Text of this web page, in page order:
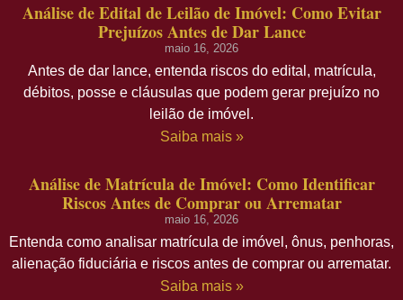
Análise de Edital de Leilão de Imóvel: Como Evitar
Prejuízos Antes de Dar Lance
maio 16, 2026
Antes de dar lance, entenda riscos do edital, matrícula,
débitos, posse e cláusulas que podem gerar prejuízo no
leilão de imóvel.
Saiba mais »
Análise de Matrícula de Imóvel: Como Identificar
Riscos Antes de Comprar ou Arrematar
maio 16, 2026
Entenda como analisar matrícula de imóvel, ônus, penhoras,
alienação fiduciária e riscos antes de comprar ou arrematar.
Saiba mais »